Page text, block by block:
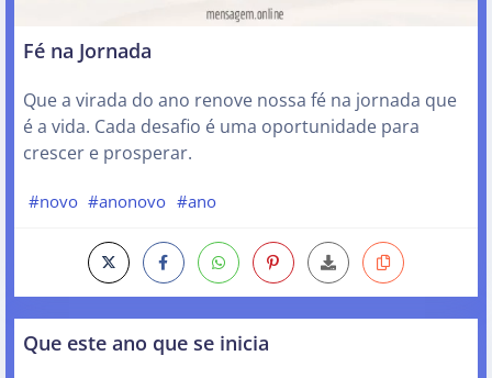
Fé na Jornada
Que a virada do ano renove nossa fé na jornada que
é a vida. Cada desafio é uma oportunidade para
crescer e prosperar.
#novo #anonovo #ano
Que este ano que se inicia